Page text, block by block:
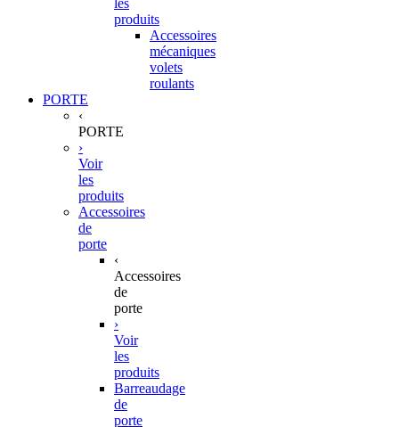
produits
Accessoires
mécaniques
volets
roulants
PORTE
‹
PORTE
›
Voir
les
produits
Accessoires
de
porte
‹
Accessoires
de
porte
›
Voir
les
produits
Barreaudage
de
porte